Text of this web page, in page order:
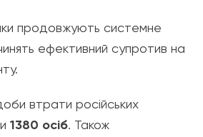
продовжують системне
ефективний супротив на
втрати російських
1380 осіб. Також